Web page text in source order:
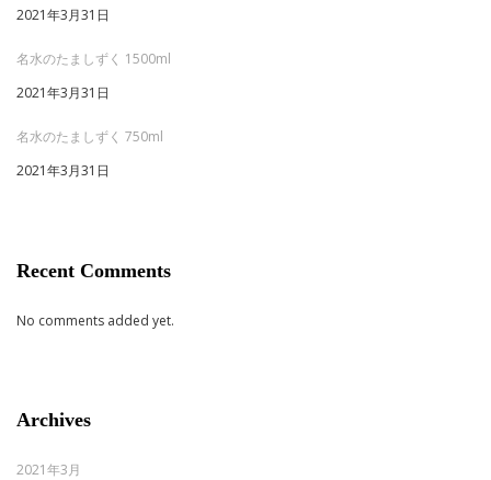
2021年3月31日
名水のたましずく 1500ml
2021年3月31日
名水のたましずく 750ml
2021年3月31日
Recent Comments
No comments added yet.
Archives
2021年3月